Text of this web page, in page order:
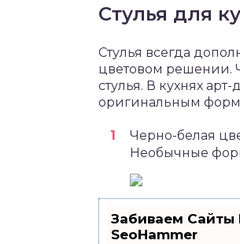
Стулья для
Стулья всегда
цветовом решении.
стулья. В кухнях
оригинальным
Черно-белая
Необычные
Забиваем
SeoHammer